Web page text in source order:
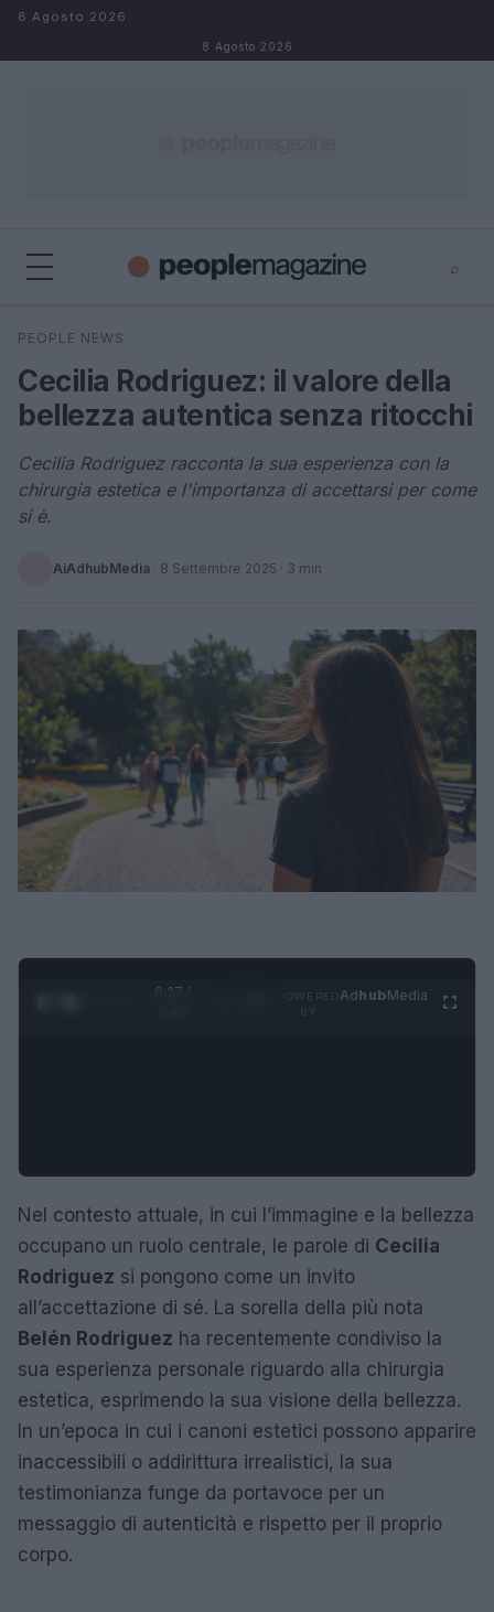
Salta al contenuto
8 Agosto 2026
8 Agosto 2026
⌕
Cerca
PEOPLE NEWS
Cecilia Rodriguez: il valore della
bellezza autentica senza ritocchi
Cecilia Rodriguez racconta la sua esperienza con la
chirurgia estetica e l'importanza di accettarsi per come
si è.
AiAdhubMedia · 8 Settembre 2025 · 3 min
0:28 /
AdhubMedia
Nel contesto attuale, in cui l’immagine e la bellezza
occupano un ruolo centrale, le parole di Cecilia
Rodriguez si pongono come un invito
all’accettazione di sé. La sorella della più nota
Belén Rodriguez ha recentemente condiviso la
sua esperienza personale riguardo alla chirurgia
estetica, esprimendo la sua visione della bellezza.
In un’epoca in cui i canoni estetici possono apparire
inaccessibili o addirittura irrealistici, la sua
testimonianza funge da portavoce per un
messaggio di autenticità e rispetto per il proprio
corpo.